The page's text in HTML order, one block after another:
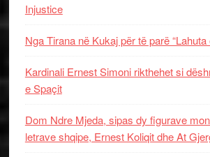
Injustice
Nga Tirana në Kukaj për të parë “Lahuta
Kardinali Ernest Simoni rikthehet si
e Spaçit
Dom Ndre Mjeda, sipas dy figurave
letrave shqipe, Ernest Koliqit dhe At